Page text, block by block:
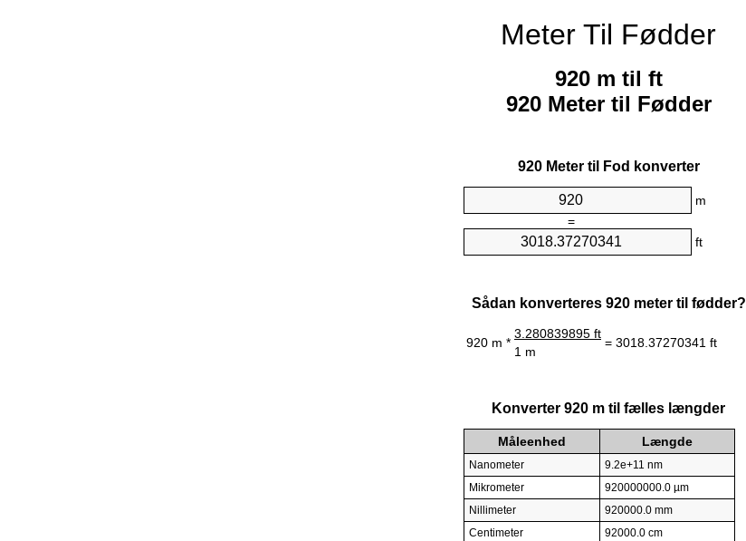
Meter Til Fødder
920 m til ft
920 Meter til Fødder
920 Meter til Fod konverter
m
=
ft
Sådan konverteres 920 meter til fødder?
920 m *
3.280839895 ft
= 3018.37270341 ft
1 m
Konverter 920 m til fælles længder
Måleenhed Længde
Nanometer
9.2e+11 nm
Mikrometer
920000000.0 µm
Nillimeter
920000.0 mm
Centimeter
92000.0 cm